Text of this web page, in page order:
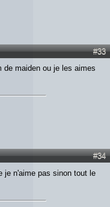
#33
maiden ou je les aimes
#34
je n'aime pas sinon tout le